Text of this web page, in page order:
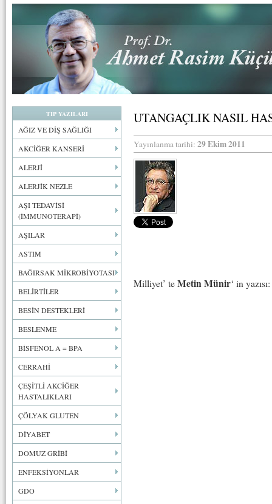
TIP YAZILARI
AĞIZ VE DİŞ SAĞLIĞI
AKCİĞER KANSERİ
ALERJİ
ALERJİK NEZLE
AŞI TEDAVİSİ
(İMMUNOTERAPİ)
AŞILAR
ASTIM
BAĞIRSAK MİKROBİYOTASI
BELİRTİLER
BESİN DESTEKLERİ
BESLENME
BİSFENOL A = BPA
CERRAHİ
ÇEŞİTLİ AKCİĞER
HASTALIKLARI
ÇÖLYAK GLUTEN
DİYABET
DOMUZ GRİBİ
ENFEKSİYONLAR
GDO
UTANGAÇLIK NASIL
Yayınlanma tarihi: 29 Ekim 2011
Milliyet’ te Metin Münir‘ in yazısı: